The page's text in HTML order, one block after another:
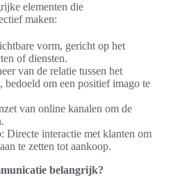
elementen die
maken:
vorm, gericht op het
of diensten.
van de relatie tussen het
om een positief imago te
van online kanalen om de
Directe interactie met klanten om
te zetten tot aankoop.
belangrijk?